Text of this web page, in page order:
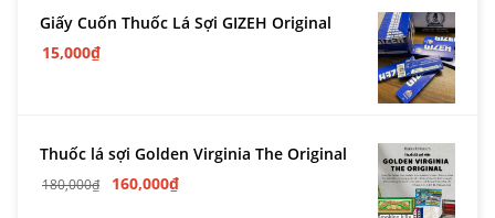
Giấy Cuốn Thuốc Lá Sợi GIZEH Original
15,000₫
Thuốc lá sợi Golden Virginia The Original
180,000₫ 160,000₫